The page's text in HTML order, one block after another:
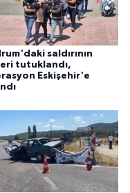
saldırının
tutuklandı,
Eskişehir'e